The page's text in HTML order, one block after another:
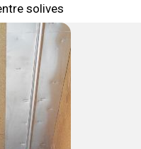
solives